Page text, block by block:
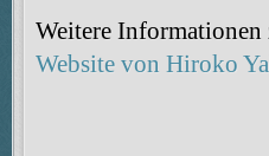
Weitere
Website von Hiroko